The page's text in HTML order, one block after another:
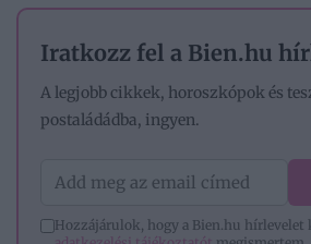
Iratkozz fel a Bien.hu
A legjobb cikkek, horoszkópok és
postaládádba, ingyen.
Hozzájárulok, hogy a Bien.hu hírlevelet